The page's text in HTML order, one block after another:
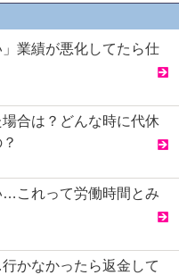
」業績が悪化してたら仕
合は？どんな時に代休
これって労働時間とみ
かなかったら返金して